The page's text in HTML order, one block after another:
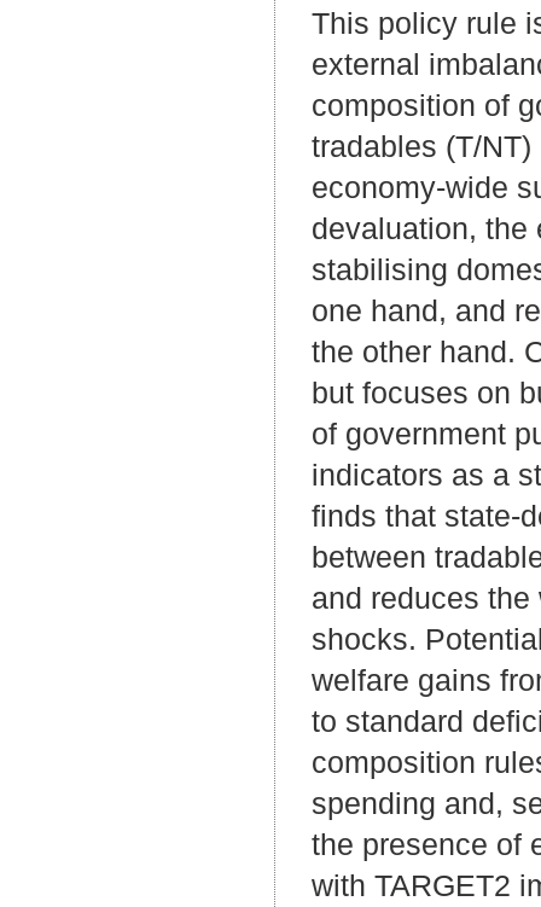
This policy rule
external
composition of
tradables (T/
economy-wide
devaluation, the
stabilising
one hand, and
the other hand.
but focuses on
of government
indicators as a
finds that state-
between
and reduces
shocks.
welfare gains
to standard
composition
spending and,
the presence of
with TARGET2